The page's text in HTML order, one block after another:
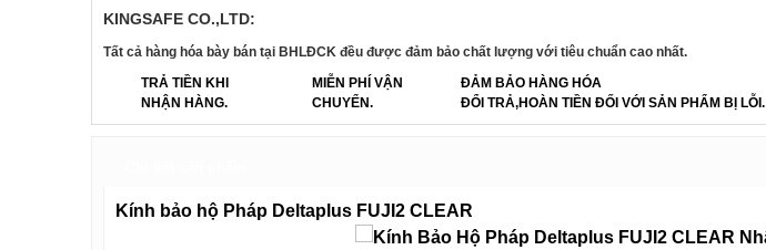
KINGSAFE CO.,LTD:
Tất cả hàng hóa bày bán tại BHLĐCK đều được đảm bảo chất lượng với tiêu chuẩn cao nhất.
TRẢ TIỀN KHI
NHẬN HÀNG.
MIỄN PHÍ VẬN
CHUYỂN.
ĐẢM BẢO HÀNG HÓA
ĐỔI TRẢ,HOÀN TIỀN ĐỐI VỚI SẢN PHẨM BỊ LỖI.
Kính bảo hộ Pháp Deltaplus FUJI2 CLEAR